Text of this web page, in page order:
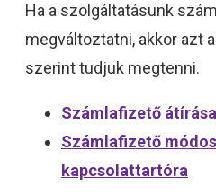
Ha a szolgáltatásunk
megváltoztatni, akkor azt
szerint tudjuk megtenni.
Számlafizető átírása
Számlafizető
kapcsolattartóra